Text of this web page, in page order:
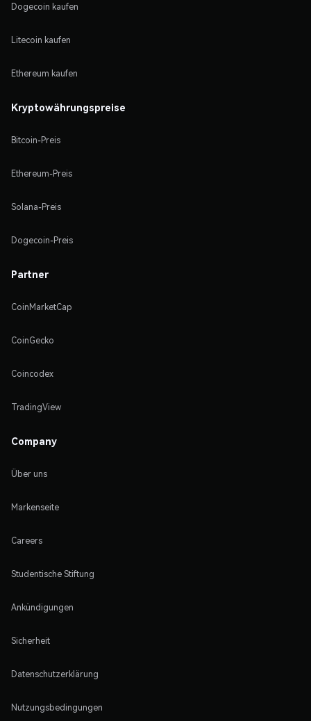
Dogecoin kaufen
Litecoin kaufen
Ethereum kaufen
Kryptowährungspreise
Bitcoin-Preis
Ethereum-Preis
Solana-Preis
Dogecoin-Preis
Partner
CoinMarketCap
CoinGecko
Coincodex
TradingView
Company
Über uns
Markenseite
Careers
Studentische Stiftung
Ankündigungen
Sicherheit
Datenschutzerklärung
Nutzungsbedingungen